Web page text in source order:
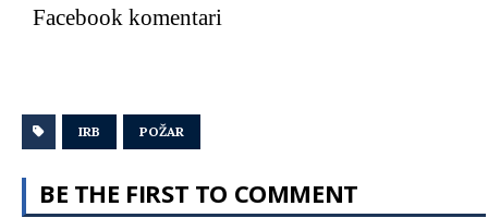
Facebook komentari
IRB POŽAR
BE THE FIRST TO COMMENT